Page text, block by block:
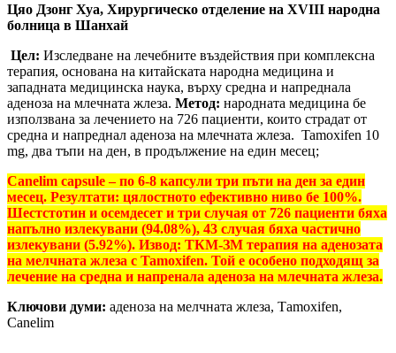
Цяо Дзонг Хуа, Хирургическо отделение на XVIII народна
болница в Шанхай
Цел: Изследване на лечебните въздействия при комплексна
терапия, основана на китайската народна медицина и
западната медицинска наука, върху средна и напреднала
аденоза на млечната жлеза. Метод: народната медицина бе
използвана за лечението на 726 пациенти, които страдат от
средна и напреднал аденоза на млечната жлеза. Tamoxifen 10
mg, два тъпи на ден, в продължение на един месец;
Canelim capsule – по 6-8 капсули три пъти на ден за един
месец. Резултати: цялостното ефективно ниво бе 100%.
Шестстотин и осемдесет и три случая от 726 пациенти бяха
напълно излекувани (94.08%), 43 случая бяха частично
излекувани (5.92%). Извод: ТКМ-ЗМ терапия на аденозата
на мелчната жлеза с Tamoxifen. Той е особено подходящ за
лечение на средна и напренала аденоза на млечната жлеза.
Ключови думи: аденоза на мелчната жлеза, Тamoxifen,
Canelim